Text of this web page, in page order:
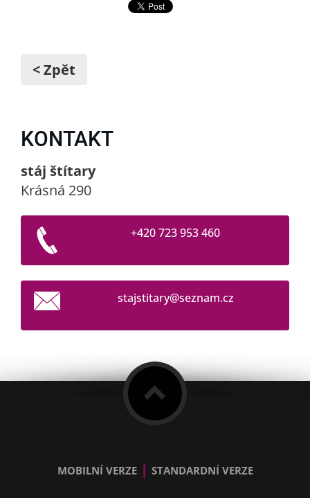
< Zpět
KONTAKT
stáj štítary
Krásná 290
+420 723 953 460
stajstitary@seznam.cz
MOBILNÍ VERZE | STANDARDNÍ VERZE